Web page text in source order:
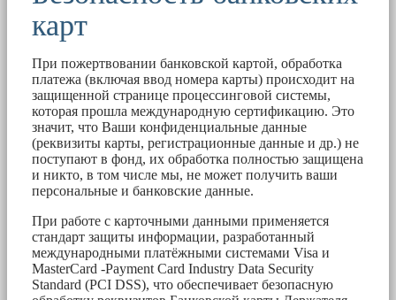
карт
При пожертвовании банковской картой, обработка
платежа (включая ввод номера карты) происходит на
защищенной странице процессинговой системы,
которая прошла международную сертификацию. Это
значит, что Ваши конфиденциальные данные
(реквизиты карты, регистрационные данные и др.) не
поступают в фонд, их обработка полностью защищена
и никто, в том числе мы, не может получить ваши
персональные и банковские данные.
При работе с карточными данными применяется
стандарт защиты информации, разработанный
международными платёжными системами Visa и
MasterCard -Payment Card Industry Data Security
Standard (PCI DSS), что обеспечивает безопасную